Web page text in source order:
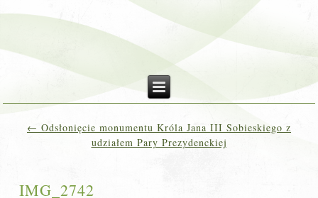
← Odsłonięcie monumentu Króla Jana III Sobieskiego z
udziałem Pary Prezydenckiej
IMG_2742